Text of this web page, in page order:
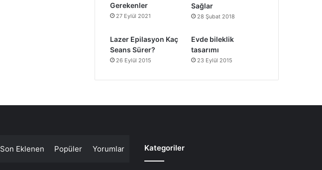
Gerekenler
27 Eylül 2021
Sağlar
28 Şubat 2018
Lazer Epilasyon Kaç
Seans Sürer?
26 Eylül 2015
Evde bileklik
tasarımı
23 Eylül 2015
Son Eklenen Popüler Yorumlar Kategoriler